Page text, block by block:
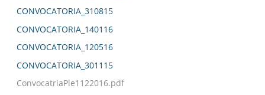
CONVOCATORIA_310815
CONVOCATORIA_140116
CONVOCATORIA_120516
CONVOCATORIA_301115
ConvocatriaPle1122016.pdf